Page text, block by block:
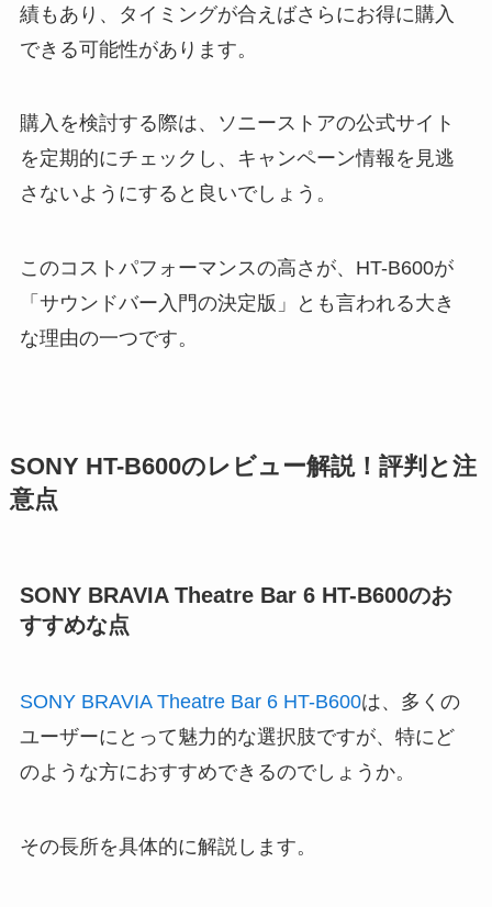
績もあり、タイミングが合えばさらにお得に購入
できる可能性があります。
購入を検討する際は、ソニーストアの公式サイト
を定期的にチェックし、キャンペーン情報を見逃
さないようにすると良いでしょう。
このコストパフォーマンスの高さが、HT-B600が
「サウンドバー入門の決定版」とも言われる大き
な理由の一つです。
SONY HT-B600のレビュー解説！評判と注
意点
SONY BRAVIA Theatre Bar 6 HT-B600のお
すすめな点
SONY BRAVIA Theatre Bar 6 HT-B600は、多くの
ユーザーにとって魅力的な選択肢ですが、特にど
のような方におすすめできるのでしょうか。
その長所を具体的に解説します。